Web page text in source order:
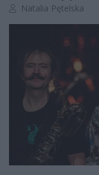
Autor artykułu:
Natalia Pętelska